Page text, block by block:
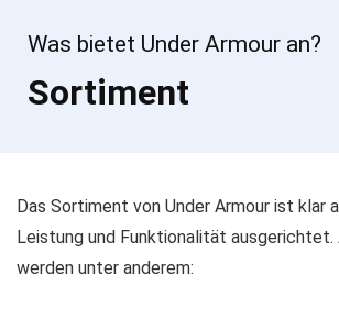
Was bietet Under Armour an?
Sortiment
Das Sortiment von Under Armour ist klar
Leistung und Funktionalität
werden unter anderem: